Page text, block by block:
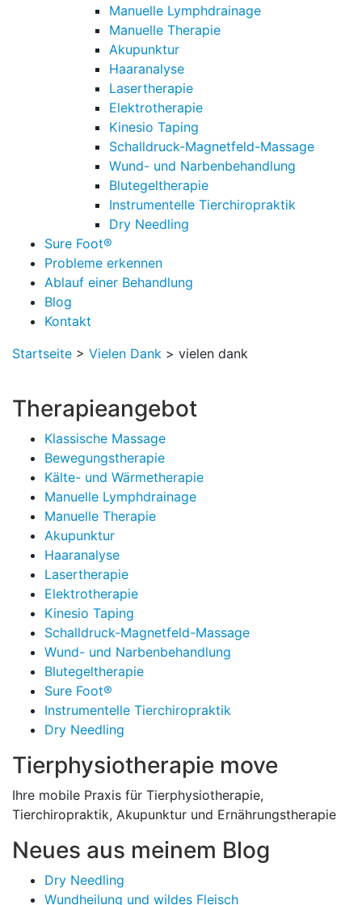
Manuelle Lymphdrainage
Manuelle Therapie
Akupunktur
Haaranalyse
Lasertherapie
Elektrotherapie
Kinesio Taping
Schalldruck-Magnetfeld-Massage
Wund- und Narbenbehandlung
Blutegeltherapie
Instrumentelle Tierchiropraktik
Dry Needling
Sure Foot®
Probleme erkennen
Ablauf einer Behandlung
Blog
Kontakt
Startseite > Vielen Dank > vielen dank
Therapieangebot
Klassische Massage
Bewegungstherapie
Kälte- und Wärmetherapie
Manuelle Lymphdrainage
Manuelle Therapie
Akupunktur
Haaranalyse
Lasertherapie
Elektrotherapie
Kinesio Taping
Schalldruck-Magnetfeld-Massage
Wund- und Narbenbehandlung
Blutegeltherapie
Sure Foot®
Instrumentelle Tierchiropraktik
Dry Needling
Tierphysiotherapie move
Ihre mobile Praxis für Tierphysiotherapie,
Tierchiropraktik, Akupunktur und Ernährungstherapie
Neues aus meinem Blog
Dry Needling
Wundheilung und wildes Fleisch